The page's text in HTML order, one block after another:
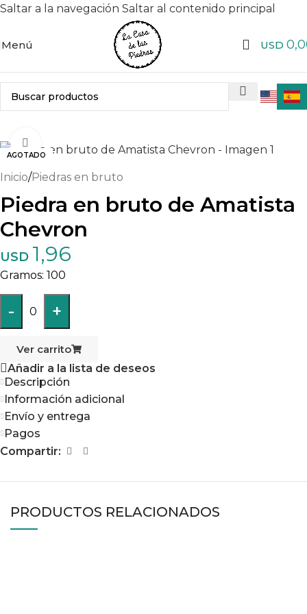
Saltar a la navegación Saltar al contenido principal
Menú USD
AGOTADO
Haga clic para ampliar
Inicio/Piedras en bruto
Piedra en bruto de Amatista
Chevron
USD 1,96
100
- 0 +
Ver carrito
Añadir a la lista de deseos
Descripción
Información adicional
Envío y entrega
Pagos
Compartir:
PRODUCTOS RELACIONADOS